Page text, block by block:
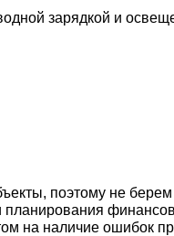
зарядкой и
поэтому не
планирования
на наличие ошибок